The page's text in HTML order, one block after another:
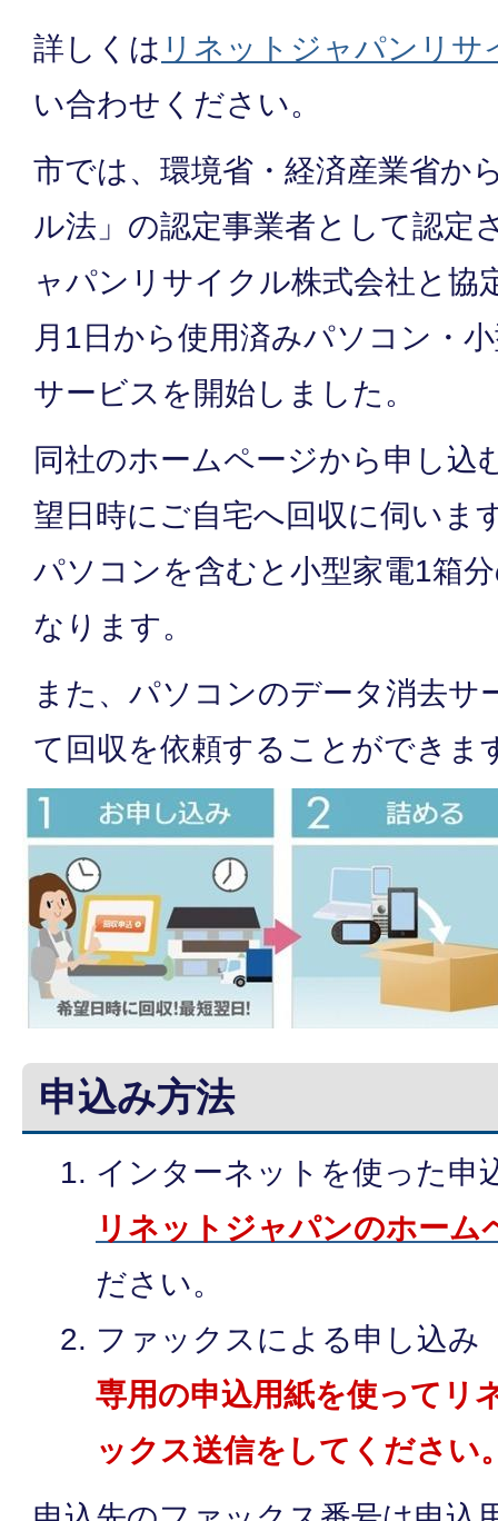
詳しくは リネットジャパンリサ
い合わせください。
市では、環境省・経済産業省か
ル法」の認定事業者として認定
ャパンリサイクル株式会社と協
月1日から使用済みパソコン・
サービスを開始しました。
同社のホームページから申し込
望日時にご自宅へ回収に伺いま
パソコンを含むと小型家電1箱
なります。
また、パソコンのデータ消去サ
て回収を依頼することができま
申込み方法
インターネットを使った申
リネットジャパンのホーム
ださい。
ファックスによる申し込み
専用の申込用紙を使ってリ
ックス送信をしてください